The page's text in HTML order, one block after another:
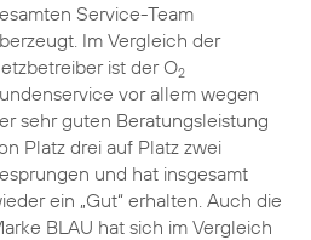
Service-Team
Im Vergleich der
ist der O2
vor allem wegen
sehr guten Beratungsleistung
Platz drei auf Platz zwei
und hat insgesamt
ein „Gut“ erhalten. Auch die
BLAU hat sich im Vergleich